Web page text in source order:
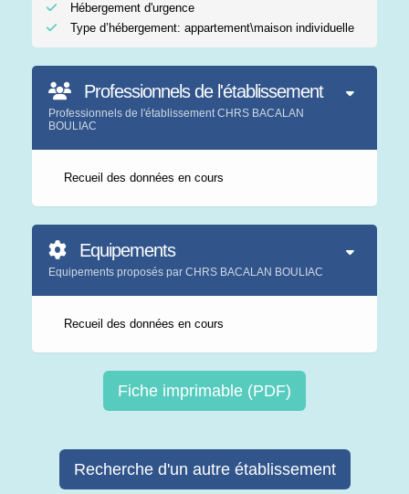
Hébergement d'urgence
Type d’hébergement: appartement\maison individuelle
Professionnels de l'établissement
Professionnels de l'établissement CHRS BACALAN
BOULIAC
Recueil des données en cours
Equipements
Equipements proposés par CHRS BACALAN BOULIAC
Recueil des données en cours
Fiche imprimable (PDF)
Recherche d'un autre établissement